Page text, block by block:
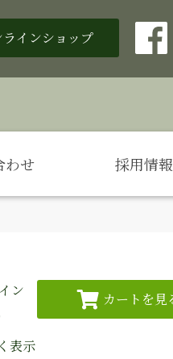
ラインショップ
わせ 採用情報
ン
表示